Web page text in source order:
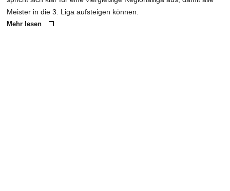
Meister in die 3. Liga aufsteigen können.
Mehr lesen